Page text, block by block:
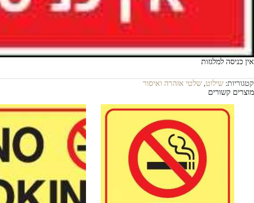
אין כניסה למלגזות
קטגוריות: שילוט, שלטי אזהרה ואיסור
מוצרים קשורים